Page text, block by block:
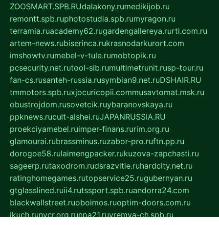
ZOOSMART.SPB.RUdalakony.rumedikijob.ru
remontt.spb.ruphotostudia.spb.rumyragon.ru
terramia.ruacademy62.rugardengallereya.rurti.com.ru
artem-news.rubiserinca.rukrasnodarkurort.com
imshowtv.rumebel-v-tule.rumobtopik.ru
pcsecurity.net.rutool-sib.rumultimetrunit.rusp-tour.ru
fan-cs.rusanteh-russia.rusymbian9.net.ruDSHAIR.RU
tmmotors.spb.ruxjocuricopii.commusavtomat.msk.ru
obustrojdom.rusovetcik.ruybaranovskaya.ru
ppknews.rucult-alshei.ruJAPANRUSSIA.RU
proekciyamebel.ruimper-finans.rurim.org.ru
glamourai.rubrassminus.ruzabor-pro.ruftn.pp.ru
dorogoe58.rulaimengpacker.rukuzova-zapchasti.ru
sageerp.rutaxodrom.rudsrazvitie.ruhardcity.net.ru
ratinghomegames.rutopservice25.rugubernyan.ru
gtglasslined.ruii4.rutssport.spb.ruandorra24.com
blackwallstreet.ruoboimos.ruoptim-doors.com.ru
ikuch.runycr.org.runpa21.ruvremya-ch.spb.ru